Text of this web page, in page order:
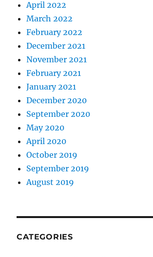
April 2022
March 2022
February 2022
December 2021
November 2021
February 2021
January 2021
December 2020
September 2020
May 2020
April 2020
October 2019
September 2019
August 2019
CATEGORIES